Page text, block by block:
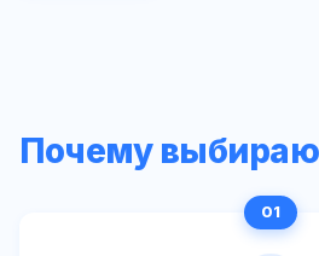
Почему